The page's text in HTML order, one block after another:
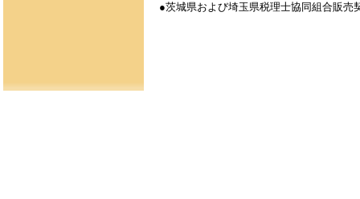
●茨城県および埼玉県税理士協同組合販売